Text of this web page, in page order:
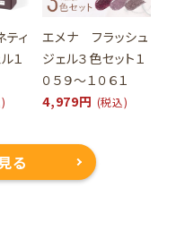
ィ
１
エメナ フラッシュ
ジェル３色セット１
０５９～１０６１
4,979円 (税込)
る